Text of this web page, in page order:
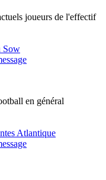
joueurs de l'effectif
Sow
en général
Atlantique